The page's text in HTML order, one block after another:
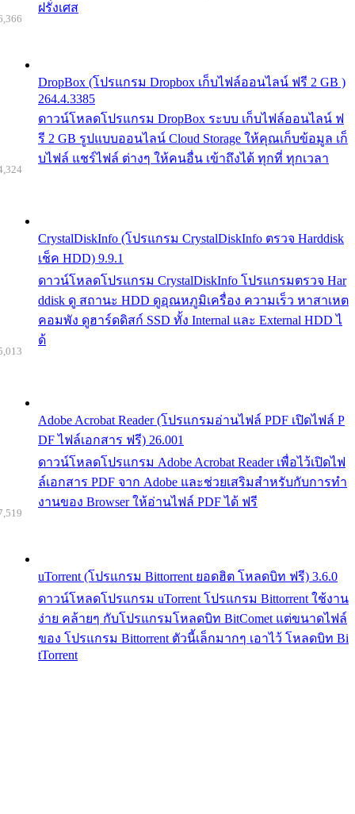
ฝรั่งเศส
DropBox (โปรแกรม Dropbox เก็บไฟล์ออนไลน์ ฟรี 2 GB )
264.4.3385
ดาวน์โหลดโปรแกรม DropBox ระบบ เก็บไฟล์ออนไลน์ ฟ
รี 2 GB รูปแบบออนไลน์ Cloud Storage ให้คุณเก็บข้อมูล เก็
บไฟล์ แชร์ไฟล์ ต่างๆ ให้คนอื่น เข้าถึงได้ ทุกที่ ทุกเวลา
CrystalDiskInfo (โปรแกรม CrystalDiskInfo ตรวจ Harddisk
เช็ค HDD) 9.9.1
ดาวน์โหลดโปรแกรม CrystalDiskInfo โปรแกรมตรวจ Har
ddisk ดู สถานะ HDD ดูอุณหภูมิเครื่อง ความเร็ว หาสาเหต
คอมพัง ดูฮาร์ดดิสก์ SSD ทั้ง Internal และ External HDD ไ
ด้
Adobe Acrobat Reader (โปรแกรมอ่านไฟล์ PDF เปิดไฟล์ P
DF ไฟล์เอกสาร ฟรี) 26.001
ดาวน์โหลดโปรแกรม Adobe Acrobat Reader เพื่อไว้เปิดไฟ
ล์เอกสาร PDF จาก Adobe และช่วยเสริมสำหรับกับการทำ
งานของ Browser ให้อ่านไฟล์ PDF ได้ ฟรี
uTorrent (โปรแกรม Bittorrent ยอดฮิต โหลดบิท ฟรี) 3.6.0
ดาวน์โหลดโปรแกรม uTorrent โปรแกรม Bittorrent ใช้งาน
ง่าย คล้ายๆ กับโปรแกรมโหลดบิท BitComet แต่ขนาดไฟล์
ของ โปรแกรม Bittorrent ตัวนี้เล็กมากๆ เอาไว้ โหลดบิท Bi
tTorrent